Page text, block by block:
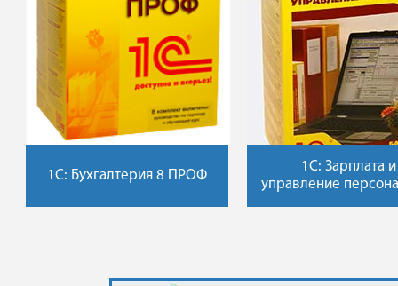
1C: Бухгалтерия 8 ПРОФ
1C: Зарплата и
управление